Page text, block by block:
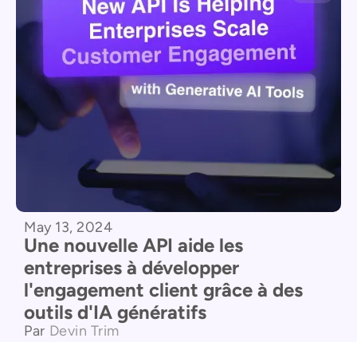
May 13, 2024
Une nouvelle API aide les
entreprises à développer
l'engagement client grâce à des
outils d'IA génératifs
Par Devin Trim